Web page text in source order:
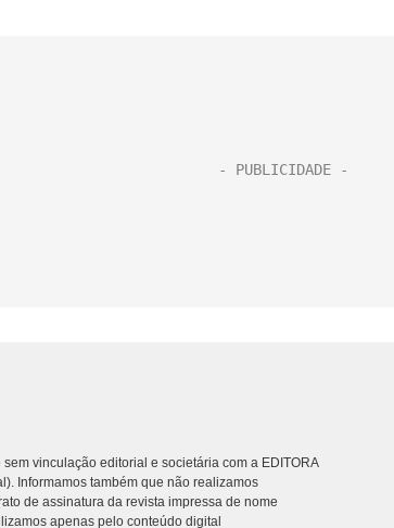
vinculação editorial e societária com a EDITORA
Informamos também que não realizamos
de assinatura da revista impressa de nome
apenas pelo conteúdo digital